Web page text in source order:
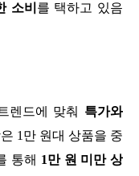
소비 를 택하고 있음
렌드에 맞춰 특가와
1만 원대 상품을 중
통해 1만 원 미만 상